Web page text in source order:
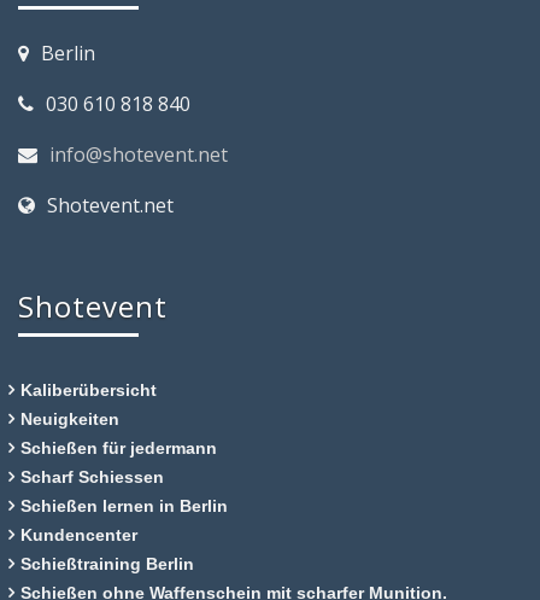
Berlin
030 610 818 840
info@shotevent.net
Shotevent.net
Shotevent
Kaliberübersicht
Neuigkeiten
Schießen für jedermann
Scharf Schiessen
Schießen lernen in Berlin
Kundencenter
Schießtraining Berlin
Schießen ohne Waffenschein mit scharfer Munition.